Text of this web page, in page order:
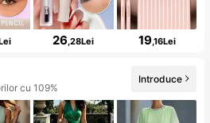
26 ,28Lei 19,16Lei
cu 109%
Introduce